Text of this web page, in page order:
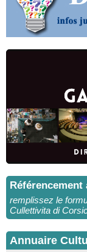
remplissez le
Cullettivita di
Annuaire